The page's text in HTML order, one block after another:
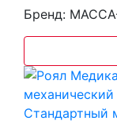
Бренд:
Стандартный